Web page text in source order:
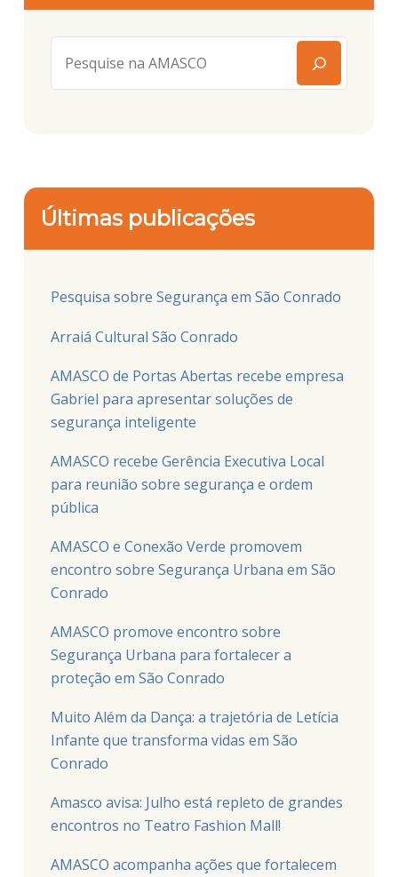
Últimas publicações
Pesquisa sobre Segurança em São Conrado
Arraiá Cultural São Conrado
AMASCO de Portas Abertas recebe empresa
Gabriel para apresentar soluções de
segurança inteligente
AMASCO recebe Gerência Executiva Local
para reunião sobre segurança e ordem
pública
AMASCO e Conexão Verde promovem
encontro sobre Segurança Urbana em São
Conrado
AMASCO promove encontro sobre
Segurança Urbana para fortalecer a
proteção em São Conrado
Muito Além da Dança: a trajetória de Letícia
Infante que transforma vidas em São
Conrado
Amasco avisa: Julho está repleto de grandes
encontros no Teatro Fashion Mall!
AMASCO acompanha ações que fortalecem